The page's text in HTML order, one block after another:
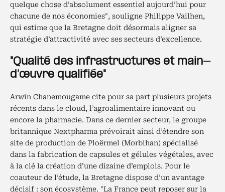
quelque chose d’absolument essentiel aujourd’hui pour
chacune de nos économies", souligne Philippe Vailhen,
qui estime que la Bretagne doit désormais aligner sa
stratégie d’attractivité avec ses secteurs d’excellence.
"Qualité des infrastructures et main-
d’œuvre qualifiée"
Arwin Chanemougame cite pour sa part plusieurs projets
récents dans le cloud, l’agroalimentaire innovant ou
encore la pharmacie. Dans ce dernier secteur, le groupe
britannique Nextpharma prévoirait ainsi d’étendre son
site de production de Ploërmel (Morbihan) spécialisé
dans la fabrication de capsules et gélules végétales, avec
à la clé la création d’une dizaine d’emplois. Pour le
coauteur de l’étude, la Bretagne dispose d’un avantage
décisif : son écosystème. "La France peut reposer sur la